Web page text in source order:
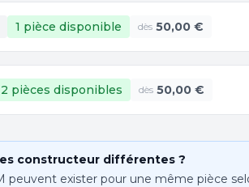
1 pièce disponible dès 50,00 €
2 pièces disponibles dès 50,00 €
constructeur différentes ?
peuvent exister pour une même pièce